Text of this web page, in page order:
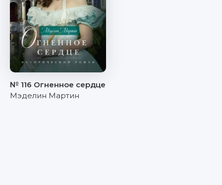
№ 116 Огненное сердце
Мэделин Мартин